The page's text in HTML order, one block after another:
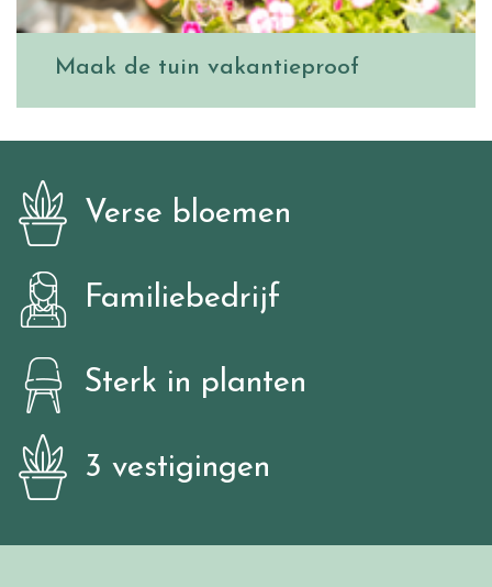
Maak de tuin vakantieproof
Verse bloemen
Familiebedrijf
Sterk in planten
3 vestigingen